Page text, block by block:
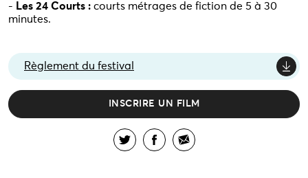
- Les 24 Courts : courts métrages de fiction de 5 à 30
minutes.
Règlement du festival
INSCRIRE UN FILM